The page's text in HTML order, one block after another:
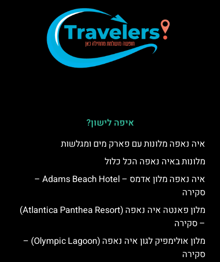
איפה לישון?
איה נאפה מלונות עם פארק מים ומגלשות
מלונות באיה נאפה הכל כלול
איה נאפה מלון אדמס – Adams Beach Hotel –
סקירה
מלון פאנטה איה נאפה (Atlantica Panthea Resort)
– סקירה
מלון אולימפיק לגון איה נאפה (Olympic Lagoon) –
סקירה